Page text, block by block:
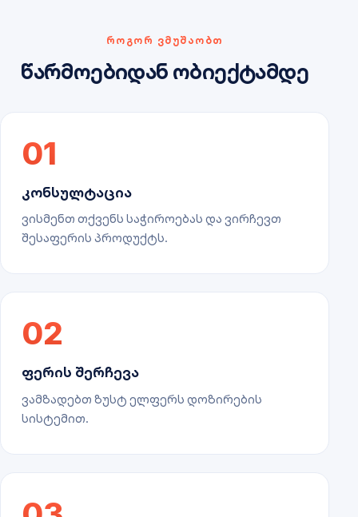
ᲠᲝᲒᲝᲠ ᲕᲛᲣᲨᲐᲝᲑᲗ
წარმოებიდან ობიექტამდე
01
კონსულტაცია
ვისმენთ თქვენს საჭიროებას და ვირჩევთ
შესაფერის პროდუქტს.
02
ფერის შერჩევა
ვამზადებთ ზუსტ ელფერს დოზირების
სისტემით.